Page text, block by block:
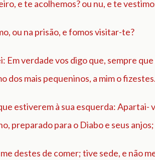
e te acolhemos? ou nu, e te
ou na prisão, e fomos visitar-te?
Em verdade vos digo que, sempre
dos mais pequeninos, a mim o fizestes.
estiverem à sua esquerda: Apartai-
preparado para o Diabo e seus anjos;
destes de comer; tive sede, e não